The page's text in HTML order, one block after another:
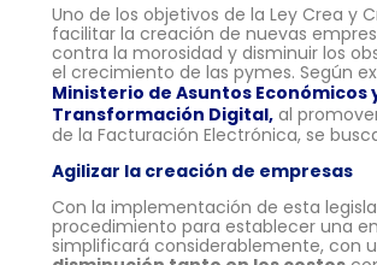
Uno de los objetivos de la Ley Crea y
facilitar la creación de nuevas
contra la morosidad y disminuir los
el crecimiento de las pymes. Según
Ministerio de Asuntos Económicos
Transformación Digital, al
de la Facturación Electrónica, se
Agilizar la creación de empresas
Con la implementación de esta
procedimiento para establecer una
simplificará considerablemente, con